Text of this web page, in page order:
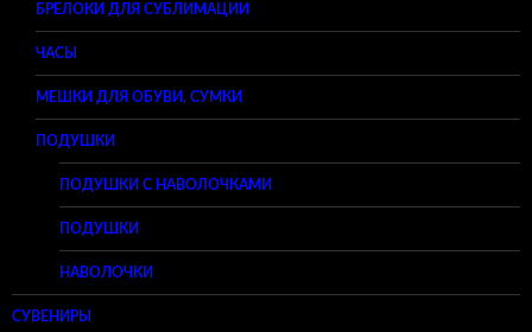
БРЕЛОКИ ДЛЯ СУБЛИМАЦИИ
ЧАСЫ
МЕШКИ ДЛЯ ОБУВИ, СУМКИ
ПОДУШКИ
ПОДУШКИ С НАВОЛОЧКАМИ
ПОДУШКИ
НАВОЛОЧКИ
СУВЕНИРЫ